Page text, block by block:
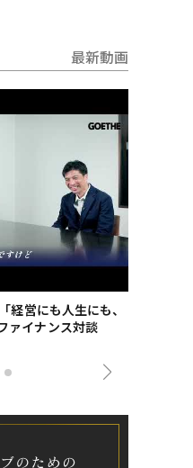
最新動画
経営にも人生にも、
ァイナンス対談